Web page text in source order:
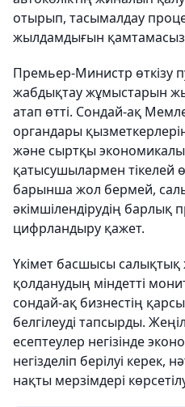
отырып, тасымалдау
жылдамдығын қамтамасыз
Премьер-Министр өткізу
жабдықтау жұмыстарын
атап өтті. Сондай-ақ
органдары
және сыртқы
қатысушылармен тікелей
барынша жол бермей,
әкімшілендірудің барлық
цифрландыру қажет.
Үкімет басшысы салықтық
қолданудың міндетті
сондай-ақ бизнестің
белгілеуді тапсырды.
есептеулер негізінде
негізделіп берілуі керек,
нақты мерзімдері